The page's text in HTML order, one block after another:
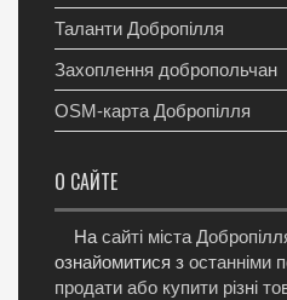
Таланти Добропілля
Захоплення добропольчан
OSM-карта Добропілля
О САЙТЕ
На сайті міста
ознайомитися з останніми
продати або купити різні